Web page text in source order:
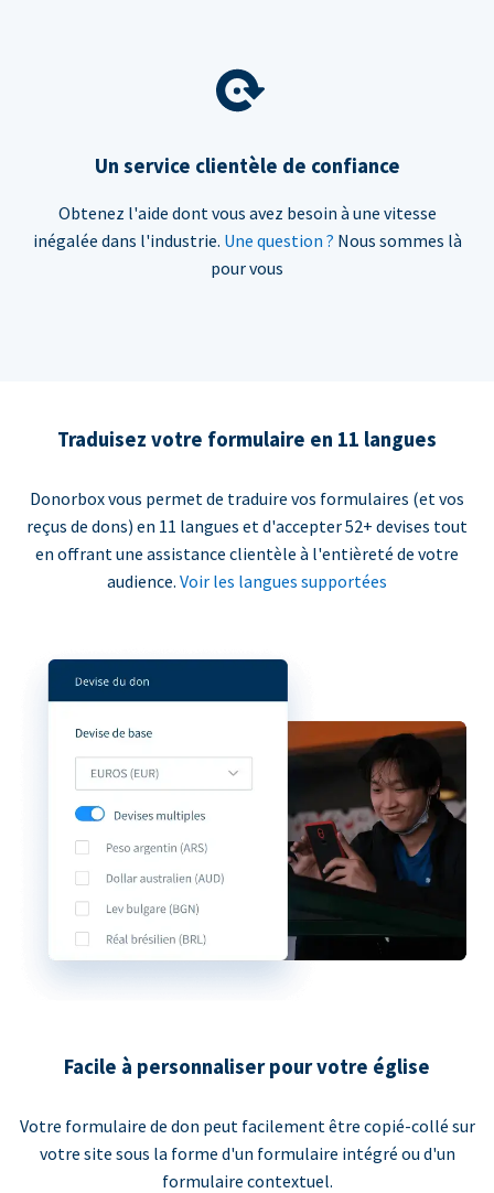
Un service clientèle de confiance
Obtenez l'aide dont vous avez besoin à une vitesse
inégalée dans l'industrie. Une question ? Nous sommes là
pour vous
Traduisez votre formulaire en 11 langues
Donorbox vous permet de traduire vos formulaires (et vos
reçus de dons) en 11 langues et d'accepter 52+ devises tout
en offrant une assistance clientèle à l'entièreté de votre
audience. Voir les langues supportées
Facile à personnaliser pour votre église
Votre formulaire de don peut facilement être copié-collé sur
votre site sous la forme d'un formulaire intégré ou d'un
formulaire contextuel.